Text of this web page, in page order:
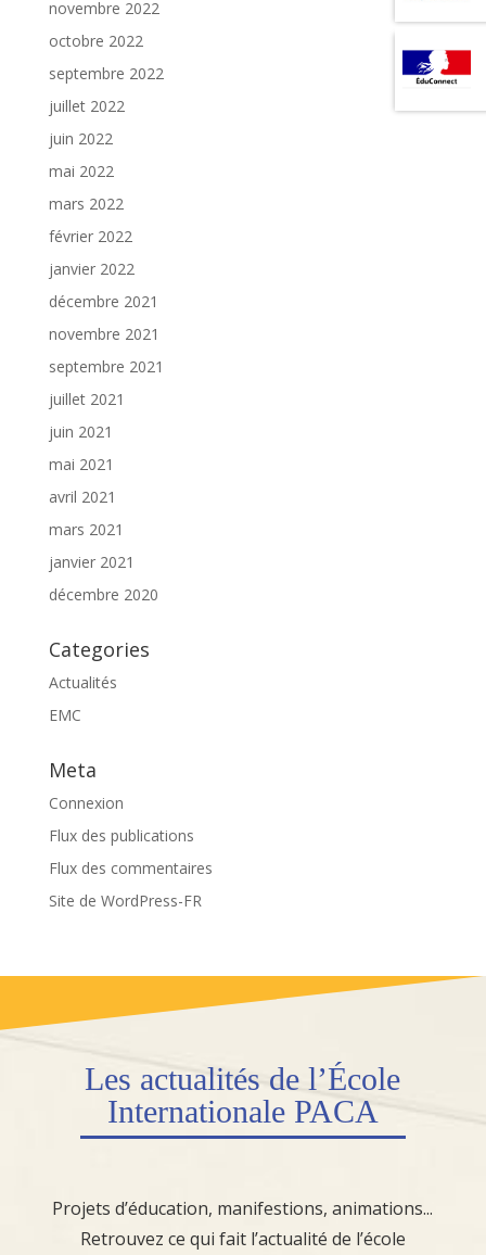
novembre 2022
octobre 2022
septembre 2022
juillet 2022
juin 2022
mai 2022
mars 2022
février 2022
janvier 2022
décembre 2021
novembre 2021
septembre 2021
juillet 2021
juin 2021
mai 2021
avril 2021
mars 2021
janvier 2021
décembre 2020
Categories
Actualités
EMC
Meta
Connexion
Flux des publications
Flux des commentaires
Site de WordPress-FR
Les actualités de l’École
Internationale PACA
Projets d’éducation, manifestions, animations...
Retrouvez ce qui fait l’actualité de l’école